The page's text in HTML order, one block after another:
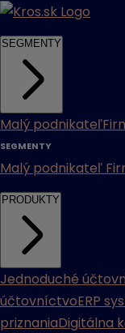
SEGMENTY
Malý podnikateľ
SEGMENTY
Malý podnikateľ
PRODUKTY
Jednoduché
účtovníctvoERP
priznaniaDigitálna